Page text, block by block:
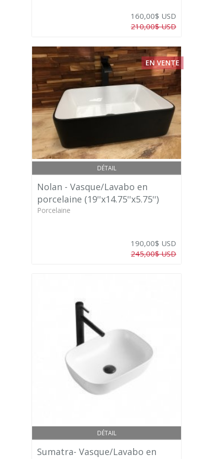
160,00$ USD
210,00$ USD
DÉTAIL
EN VENTE
Nolan - Vasque/Lavabo en
porcelaine (19''x14.75''x5.75'')
Porcelaine
190,00$ USD
245,00$ USD
DÉTAIL
Sumatra- Vasque/Lavabo en